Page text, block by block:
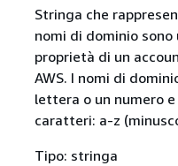
Stringa che
nomi di dominio
proprietà di un
AWS. I nomi di
lettera o un numero
caratteri: a-z
Tipo: stringa